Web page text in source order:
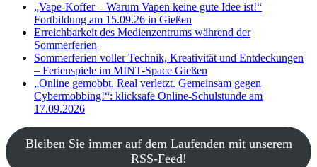
„Vape-Koffer – Warum Vapen keine gute Idee ist!“
Fortbildung am 15.09.26 in Gießen
Erreichbarkeit des Medienzentrums während der
Sommerferien
Sommerferien voller Technik, Kreativität und Entdeckungen
– Ferienspiele im MINT-Space Gießen
„Online gemobbt. Real verletzt. Gemeinsam gegen
Cybermobbing!“: klicksafe Online-Schulstunde am
17.09.2026
Bleiben Sie immer auf dem Laufenden mit unserem
RSS-Feed!